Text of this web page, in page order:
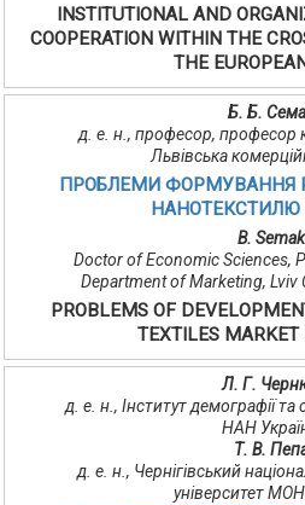
INSTITUTIONAL AND
COOPERATION WITHIN THE
THE
Б. Б.
д. е. н., професор, професор
Львівська
ПРОБЛЕМИ ФОРМУВАННЯ
НАНОТЕКСТИЛЮ
B. Semak
Doctor of Economic Sciences,
Department of Marketing, Lviv
PROBLEMS OF
TEXTILES MARKET
Л. Г.
д. е. н., Інститут демографії
НАН
Т. В.
д. е. н., Чернігівський
університет